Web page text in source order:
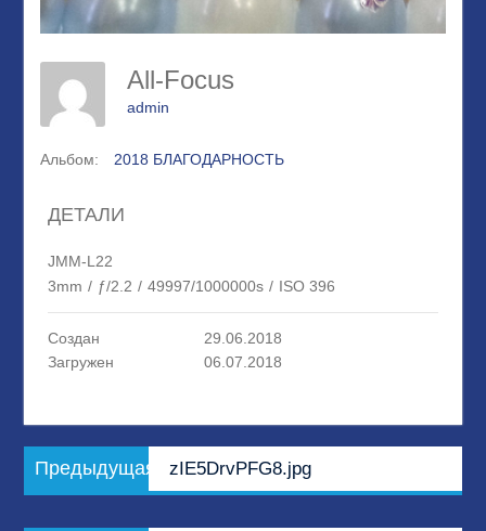
All-Focus
admin
Альбом: 2018 БЛАГОДАРНОСТЬ
ДЕТАЛИ
JMM-L22
3mm / ƒ/2.2 / 49997/1000000s / ISO 396
Создан
29.06.2018
Загружен
06.07.2018
Навигация
по
Предыдущая
запись:
zIE5DrvPFG8.jpg